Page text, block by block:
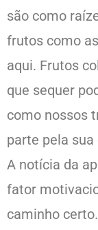
são como
frutos como
aqui. Frutos
que sequer
como nossos
parte pela
A notícia da
fator
caminho certo.